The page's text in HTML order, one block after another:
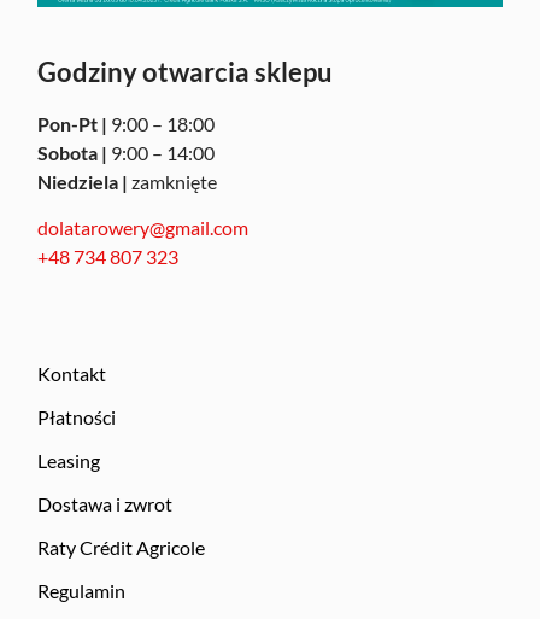
Godziny otwarcia sklepu
Pon-Pt | 9:00 – 18:00
Sobota | 9:00 – 14:00
Niedziela |zamknięte
dolatarowery@gmail.com
+48 734 807 323
Kontakt
Płatności
Leasing
Dostawa i zwrot
Raty Crédit Agricole
Regulamin